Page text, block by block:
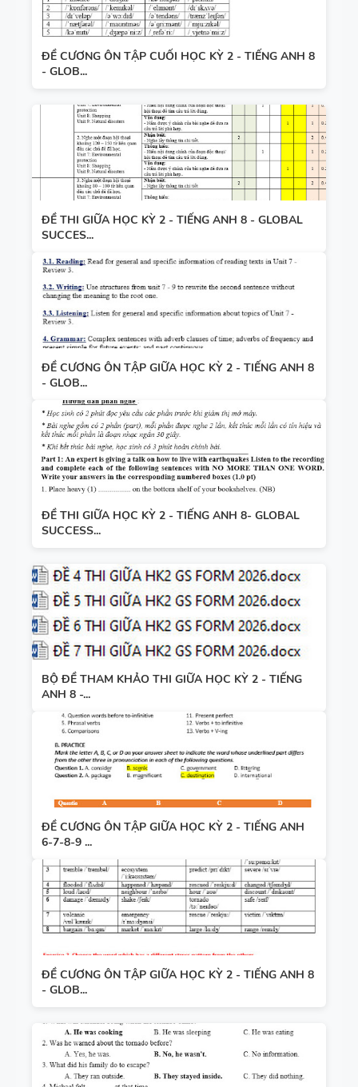
ĐỀ CƯƠNG ÔN TẬP CUỐI HỌC KỲ 2 - TIẾNG ANH 8
- GLOB...
ĐỀ THI GIỮA HỌC KỲ 2 - TIẾNG ANH 8 - GLOBAL
SUCCES...
ĐỀ CƯƠNG ÔN TẬP GIỮA HỌC KỲ 2 - TIẾNG ANH 8
- GLOB...
ĐỀ THI GIỮA HỌC KỲ 2 - TIẾNG ANH 8- GLOBAL
SUCCESS...
BỘ ĐỀ THAM KHẢO THI GIỮA HỌC KỲ 2 - TIẾNG
ANH 8 -...
ĐỀ CƯƠNG ÔN TẬP GIỮA HỌC KỲ 2 - TIẾNG ANH
6-7-8-9 ...
ĐỀ CƯƠNG ÔN TẬP GIỮA HỌC KỲ 2 - TIẾNG ANH 8
- GLOB...